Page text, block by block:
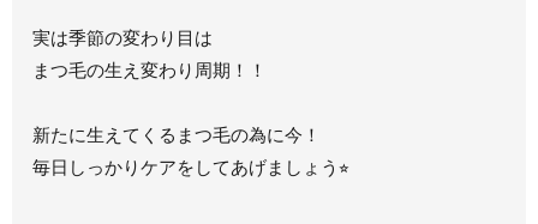
実は季節の変わり目は
まつ毛の生え変わり周期！！
新たに生えてくるまつ毛の為に今！
毎日しっかりケアをしてあげましょう⭐︎